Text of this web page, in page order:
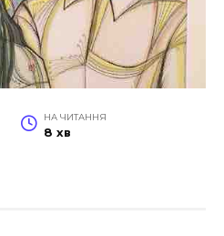
НА ЧИТАННЯ
8 хв